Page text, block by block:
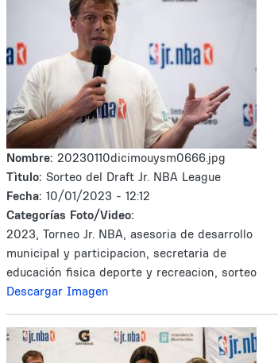
Nombre: 20230110dicimouysm0666.jpg
Tìtulo: Sorteo del Draft Jr. NBA League
Fecha: 10/01/2023 - 12:12
Categorías Foto/Video:
2023, Torneo Jr. NBA, asesoria de desarrollo
municipal y participacion, secretaria de
educación fisica deporte y recreacion, sorteo
Descargar Imagen